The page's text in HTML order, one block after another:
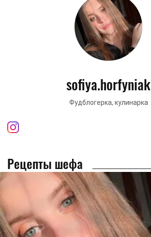
sofiya.horfyniak
Фудблогерка, кулинарка
Рецепты шефа